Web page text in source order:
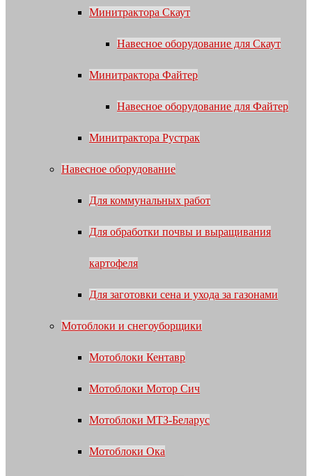
Минитрактора Скаут
Навесное оборудование для Скаут
Минитрактора Файтер
Навесное оборудование для Файтер
Минитрактора Рустрак
Навесное оборудование
Для коммунальных работ
Для обработки почвы и выращивания
картофеля
Для заготовки сена и ухода за газонами
Мотоблоки и снегоуборщики
Мотоблоки Кентавр
Мотоблоки Мотор Сич
Мотоблоки МТЗ-Беларус
Мотоблоки Ока